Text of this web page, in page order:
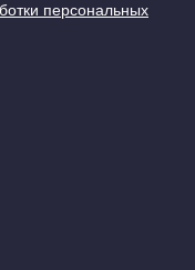
персональных